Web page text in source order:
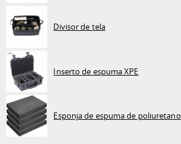
Divisor de tela
Inserto de espuma XPE
Esponja de espuma de poliuretano